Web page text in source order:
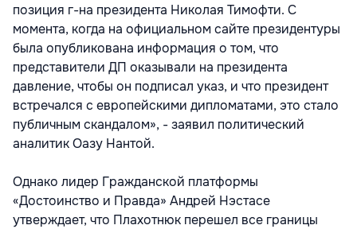
позиция г-на президента Николая Тимофти. С
момента, когда на официальном сайте президентуры
была опубликована информация о том, что
представители ДП оказывали на президента
давление, чтобы он подписал указ, и что президент
встречался с европейскими дипломатами, это стало
публичным скандалом», - заявил политический
аналитик Оазу Нантой.
Однако лидер Гражданской платформы
«Достоинство и Правда» Андрей Нэстасе
утверждает, что Плахотнюк перешел все границы